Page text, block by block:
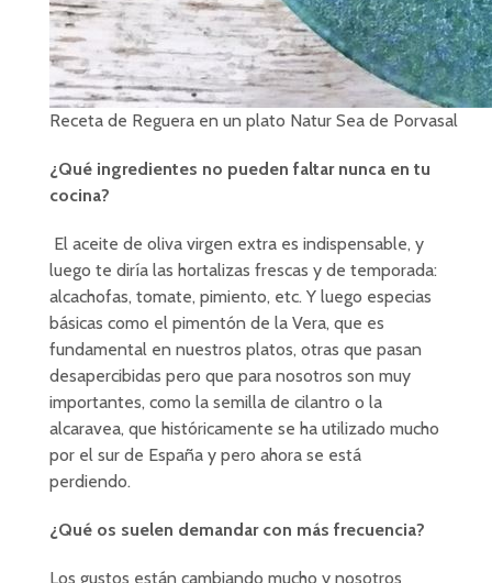
Receta de Reguera en un plato Natur Sea de Porvasal
¿Qué ingredientes no pueden faltar nunca en tu
cocina?
El aceite de oliva virgen extra es indispensable, y
luego te diría las hortalizas frescas y de temporada:
alcachofas, tomate, pimiento, etc. Y luego especias
básicas como el pimentón de la Vera, que es
fundamental en nuestros platos, otras que pasan
desapercibidas pero que para nosotros son muy
importantes, como la semilla de cilantro o la
alcaravea, que históricamente se ha utilizado mucho
por el sur de España y pero ahora se está
perdiendo.
¿Qué os suelen demandar con más frecuencia?
Los gustos están cambiando mucho y nosotros